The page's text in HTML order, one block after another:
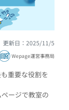
更新日：2025/11/5
Wepage運営事務局
重要な役割を
ージで教室の